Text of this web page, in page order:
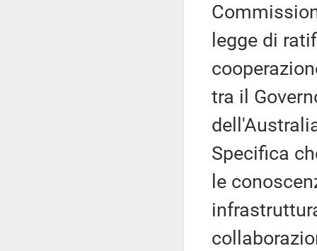
legge di
tra il
Specifica
le